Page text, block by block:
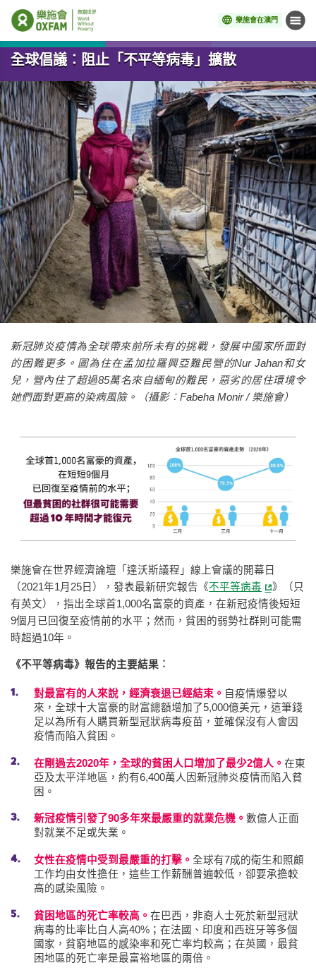
樂施會在澳門 目錄
開始主要內容
全球倡議︰阻止「不平等病毒」擴散
新冠肺炎疫情為全球帶來前所未有的挑戰，發展中國家所面對
的困難更多。圖為住在孟加拉羅興亞難民營的Nur Jahan和女
兒，營內住了超過85萬名來自緬甸的難民，惡劣的居住環境令
她們面對更高的染病風險。（攝影︰Fabeha Monir / 樂施會）
樂施會在世界經濟論壇「達沃斯議程」線上會議的開幕日
（2021年1月25日），發表最新研究報告《不平等病毒
》（只
有英文），指出全球首1,000名富豪的資產，在新冠疫情後短短
9個月已回復至疫情前的水平；然而，貧困的弱勢社群則可能需
時超過10年。
《不平等病毒》報告的主要結果︰
對最富有的人來說，經濟衰退已經結束。 自疫情爆發以
來，全球十大富豪的財富總額增加了5,000億美元，這筆錢
足以為所有人購買新型冠狀病毒疫苗，並確保沒有人會因
疫情而陷入貧困。
在剛過去2020年，全球的貧困人口增加了最少2億人。 在東
亞及太平洋地區，約有6,400萬人因新冠肺炎疫情而陷入貧
困。
新冠疫情引發了90多年來最嚴重的就業危機。 數億人正面
對就業不足或失業。
女性在疫情中受到最嚴重的打擊。 全球有7成的衛生和照顧
工作均由女性擔任，這些工作薪酬普遍較低，卻要承擔較
高的感染風險。
貧困地區的死亡率較高。 在巴西，非裔人士死於新型冠狀
病毒的比率比白人高40%；在法國、印度和西班牙等多個
國家，貧窮地區的感染率和死亡率均較高；在英國，最貧
困地區的死亡率是最富裕地區的兩倍。